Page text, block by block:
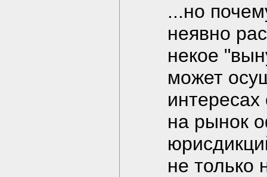
...но
неявно
некое
может
на рынок
не только